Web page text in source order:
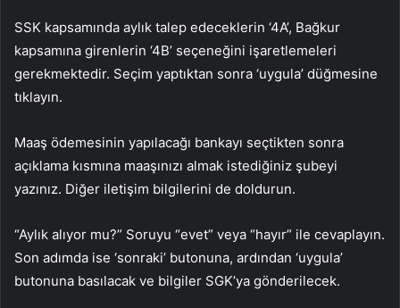
SSK kapsamında aylık talep edeceklerin ‘4A’, Bağkur
kapsamına girenlerin ‘4B’ seçeneğini işaretlemeleri
gerekmektedir. Seçim yaptıktan sonra ‘uygula’ düğmesine
tıklayın.
Maaş ödemesinin yapılacağı bankayı seçtikten sonra
açıklama kısmına maaşınızı almak istediğiniz şubeyi
yazınız. Diğer iletişim bilgilerini de doldurun.
“Aylık alıyor mu?” Soruyu “evet” veya “hayır” ile cevaplayın.
Son adımda ise ‘sonraki’ butonuna, ardından ‘uygula’
butonuna basılacak ve bilgiler SGK’ya gönderilecek.